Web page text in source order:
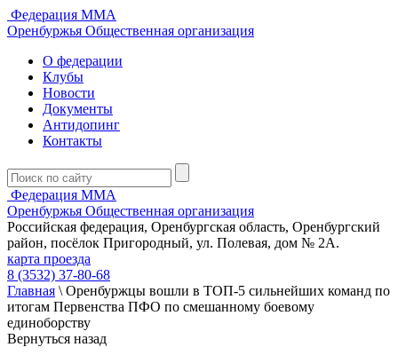
Федерация ММА
Оренбуржья Общественная организация
О федерации
Клубы
Новости
Документы
Антидопинг
Контакты
Федерация ММА
Оренбуржья Общественная организация
Российская федерация, Оренбургская область, Оренбургский
район, посёлок Пригородный, ул. Полевая, дом № 2А.
карта проезда
8 (3532) 37-80-68
Главная \ Оренбуржцы вошли в ТОП-5 сильнейших команд по
итогам Первенства ПФО по смешанному боевому
единоборству
Вернуться назад